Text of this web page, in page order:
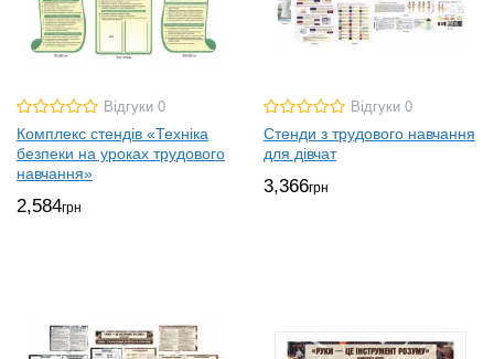
Відгуки 0
Комплекс стендів «Техніка
безпеки на уроках трудового
навчання»
2,584грн
Відгуки 0
Стенди з трудового навчання
для дівчат
3,366грн